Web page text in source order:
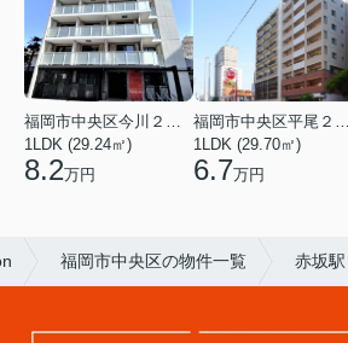
1LDK (29.24㎡)
8.2万円
1LDK (29.70㎡)
6.7万円
福岡市中央区の物件一覧 赤坂駅